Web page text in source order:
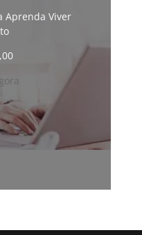
Aprenda Viver